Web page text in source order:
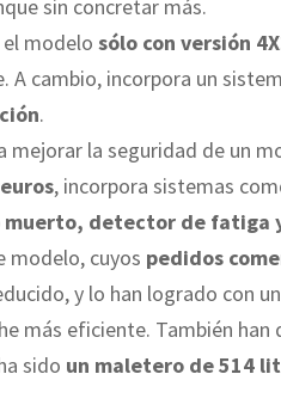
sin concretar más.
el modelo sólo con versión
A cambio, incorpora un
.
mejorar la seguridad de un
, incorpora sistemas
detector de fatiga
modelo, cuyos pedidos
y lo han logrado con
más eficiente. También
sido un maletero de 514